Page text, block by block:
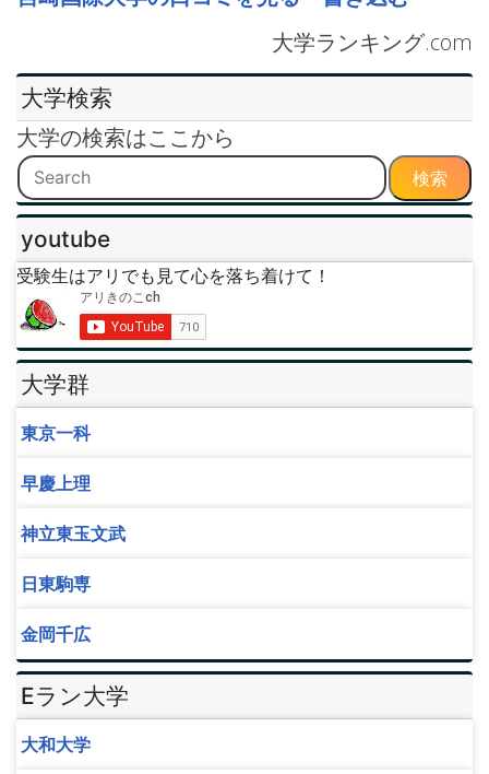
大学ランキング.com
大学検索
大学の検索はここから
検索
youtube
受験生はアリでも見て心を落ち着けて！
大学群
東京一科
早慶上理
神立東玉文武
日東駒専
金岡千広
Eラン大学
大和大学